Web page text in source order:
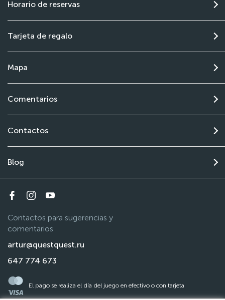
Horario de reservas
Tarjeta de regalo
Mapa
Comentarios
Contactos
Blog
Contactos para sugerencias y
comentarios
artur@questquest.ru
647 774 673
El pago se realiza el día del juego en efectivo o con tarjeta